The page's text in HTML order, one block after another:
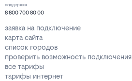
поддержка
8 800 700 80 00
заявка на подключение
карта сайта
список городов
проверить возможность подключения
все тарифы
тарифы интернет